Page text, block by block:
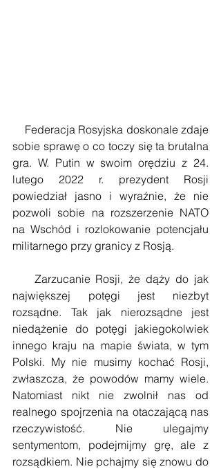
Federacja Rosyjska doskonale zdaje
sobie sprawę o co toczy się ta brutalna
gra. W. Putin w swoim orędziu z 24.
lutego 2022 r. prezydent Rosji
powiedział jasno i wyraźnie, że nie
pozwoli sobie na rozszerzenie NATO
na Wschód i rozlokowanie potencjału
militarnego przy granicy z Rosją.
Zarzucanie Rosji, że dąży do jak
największej potęgi jest niezbyt
rozsądne. Tak jak nierozsądne jest
niedążenie do potęgi jakiegokolwiek
innego kraju na mapie świata, w tym
Polski. My nie musimy kochać Rosji,
zwłaszcza, że powodów mamy wiele.
Natomiast nikt nie zwolnił nas od
realnego spojrzenia na otaczającą nas
rzeczywistość. Nie ulegajmy
sentymentom, podejmijmy grę, ale z
rozsądkiem. Nie pchajmy się znowu do